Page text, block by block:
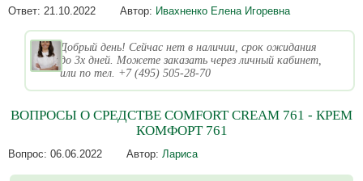
Ответ: 21.10.2022 Автор: Ивахненко Елена Игоревна
Добрый день! Сейчас нет в наличии, срок ожидания
до 3х дней. Можете заказать через личный кабинет,
или по тел. +7 (495) 505-28-70
ВОПРОСЫ О СРЕДСТВЕ COMFORT CREAM 761 - КРЕМ
КОМФОРТ 761
Вопрос: 06.06.2022 Автор: Лариса